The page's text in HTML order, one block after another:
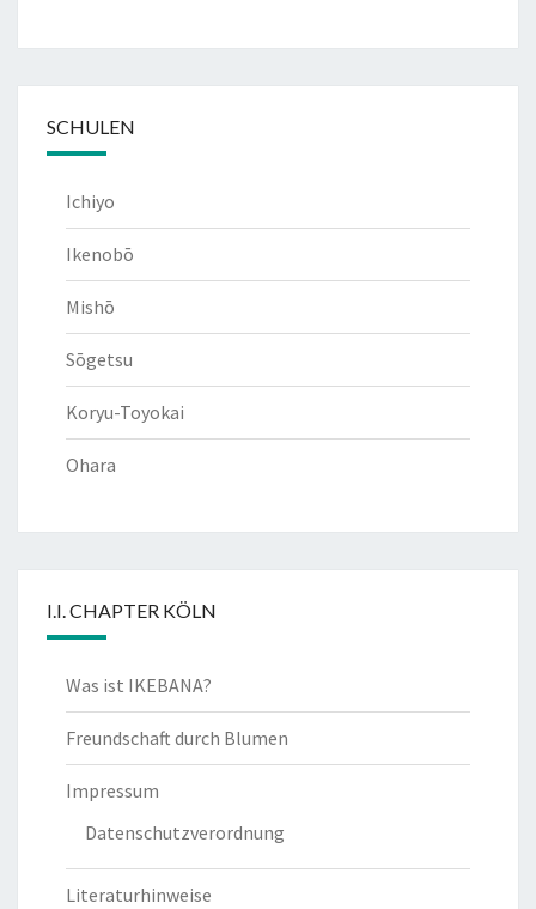
SCHULEN
Ichiyo
Ikenobō
Mishō
Sōgetsu
Koryu-Toyokai
Ohara
I.I. CHAPTER KÖLN
Was ist IKEBANA?
Freundschaft durch Blumen
Impressum
Datenschutzverordnung
Literaturhinweise